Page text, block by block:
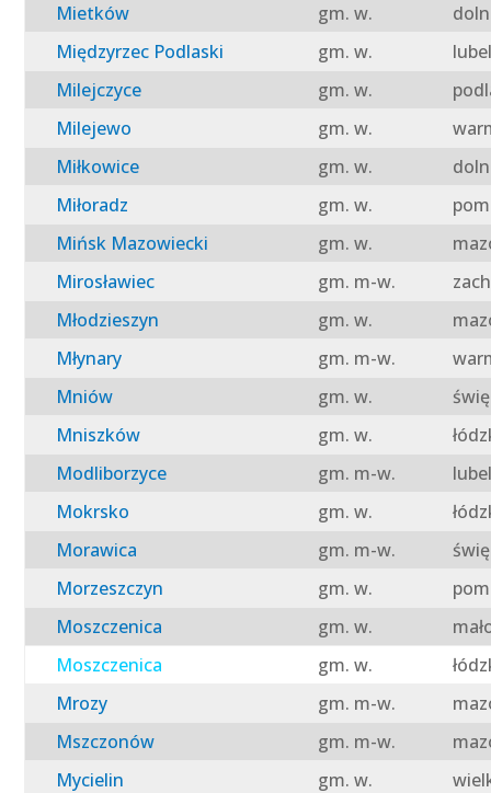
Mietków
gm. w.
Międzyrzec Podlaski
gm. w.
Milejczyce
gm. w.
Milejewo
gm. w.
Miłkowice
gm. w.
Miłoradz
gm. w.
Mińsk Mazowiecki
gm. w.
Mirosławiec
gm. m-w.
Młodzieszyn
gm. w.
Młynary
gm. m-w.
Mniów
gm. w.
Mniszków
gm. w.
Modliborzyce
gm. m-w.
Mokrsko
gm. w.
Morawica
gm. m-w.
Morzeszczyn
gm. w.
Moszczenica
gm. w.
Moszczenica
gm. w.
Mrozy
gm. m-w.
Mszczonów
gm. m-w.
Mycielin
gm. w.